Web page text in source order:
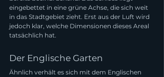
eingebettet in eine grüne Achse, die sich weit
in das Stadtgebiet zieht. Erst aus der Luft wird
jedoch klar, welche Dimensionen dieses Areal
tatsächlich hat.
Der Englische Garten
Ähnlich verhält es sich mit dem Englischen